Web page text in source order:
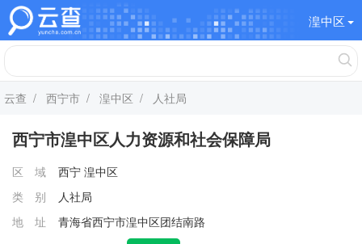
湟中区
云查 / 西宁市 / 湟中区 / 人社局
西宁市湟中区人力资源和社会保障局
区 域 西宁 湟中区
类 别
人社局
地 址
青海省西宁市湟中区团结南路